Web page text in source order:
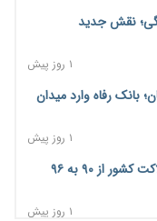
نقش جدید
۱ روز پیش
بانک رفاه وارد میدان
۱ روز پیش
فشار اقتصادی در مسیر صعود؛ شاخص فلاکت کشور از ۹۰ به ۹۶
۱ روز پیش